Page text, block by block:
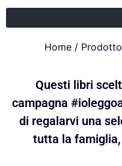
Home /
Questi libri
campagna
di regalarvi una
tutta la